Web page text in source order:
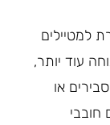
עוד יותר,
או